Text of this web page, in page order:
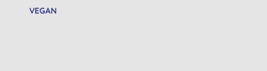
VEGAN